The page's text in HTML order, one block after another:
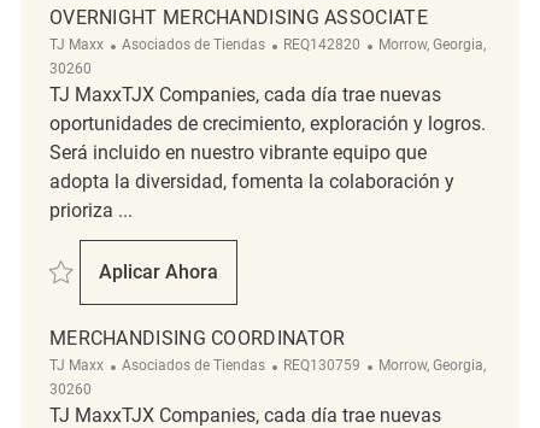
OVERNIGHT MERCHANDISING ASSOCIATE
TJ Maxx Categoría
Asociados de Tiendas ReqId
REQ142820 Ubicación
Morrow, Georgia,
30260
TJ MaxxTJX Companies, cada día trae nuevas
oportunidades de crecimiento, exploración y logros.
Será incluido en nuestro vibrante equipo que
adopta la diversidad, fomenta la colaboración y
prioriza ...
Salvar Overnight Merchandising Associate REQ142820
Aplicar Ahora
Overnight Merchandising Associate
MERCHANDISING COORDINATOR
TJ Maxx Categoría
Asociados de Tiendas ReqId
REQ130759 Ubicación
Morrow, Georgia,
30260
TJ MaxxTJX Companies, cada día trae nuevas